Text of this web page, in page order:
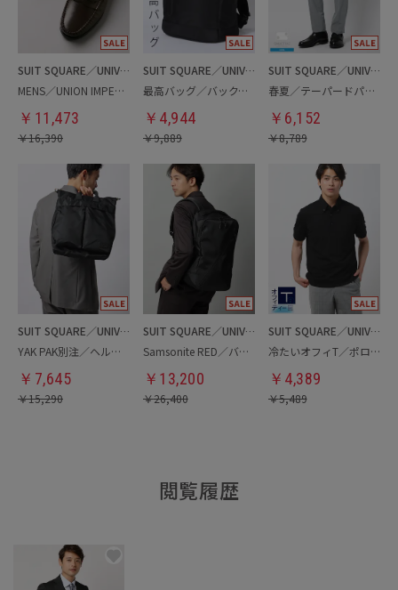
SUIT SQUARE／UNIVERSAL LANGUAGE
MENS／UNION IMPERIAL監修／コインローファー
￥ 11,473
￥16,390
SUIT SQUARE／UNIVERSAL LANGUAGE
最高バッグ／バックパック
￥ 4,944
￥9,889
SUIT SQUARE／UNIVERSAL LANGUAGE
春夏／テーパードパンツ
￥ 6,152
￥8,789
SUIT SQUARE／UNIVERSAL LANGUAGE
YAK PAK別注／ヘルメットバッグ
￥ 7,645
￥15,290
SUIT SQUARE／UNIVERSAL LANGUAGE
Samsonite RED／バックパック
￥ 13,200
￥26,400
SUIT SQUARE／UNIVERSAL LANGUAGE
冷たいオフィT／ポロシャツ
￥ 4,389
￥5,489
閲覧履歴